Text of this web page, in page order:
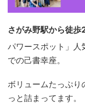
さがみ野駅から徒歩
パワースポット」人
での己書幸座。
ボリュームたっぷり
っと詰まってます。